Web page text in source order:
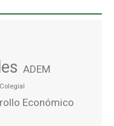
ADEM
Económico